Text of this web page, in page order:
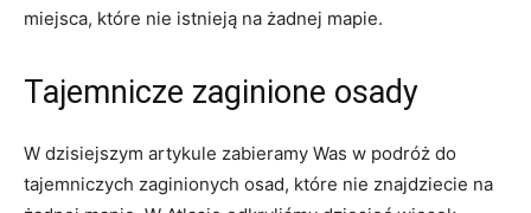
miejsca, ⁢które nie istnieją na żadnej mapie.
Tajemnicze zaginione osady
W dzisiejszym ​artykule zabieramy Was w podróż do
tajemniczych zaginionych‍ osad, ​które nie znajdziecie na